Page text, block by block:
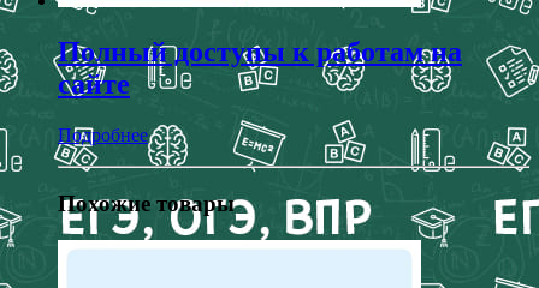
Полный доступы к работам на
сайте
Подробнее
Похожие товары